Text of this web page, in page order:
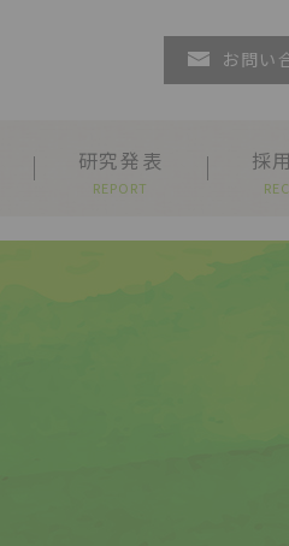
お問い
研究発表
REPORT
採